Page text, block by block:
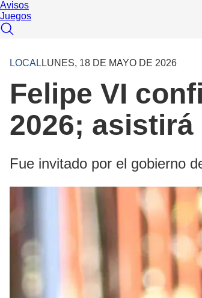
Avisos
Juegos
LOCAL LUNES, 18 DE MAYO DE 2026
Felipe VI
2026;
Fue invitado por el gobierno